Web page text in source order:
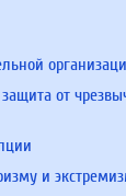
от
и